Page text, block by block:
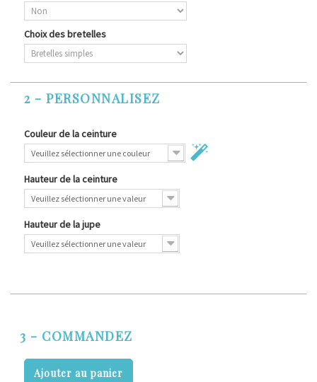
Choix des bretelles
2 - PERSONNALISEZ
Couleur de la ceinture
Veuillez sélectionner une couleur
Hauteur de la ceinture
Veuillez sélectionner une valeur
Hauteur de la jupe
Veuillez sélectionner une valeur
3 - COMMANDEZ
Ajouter au panier